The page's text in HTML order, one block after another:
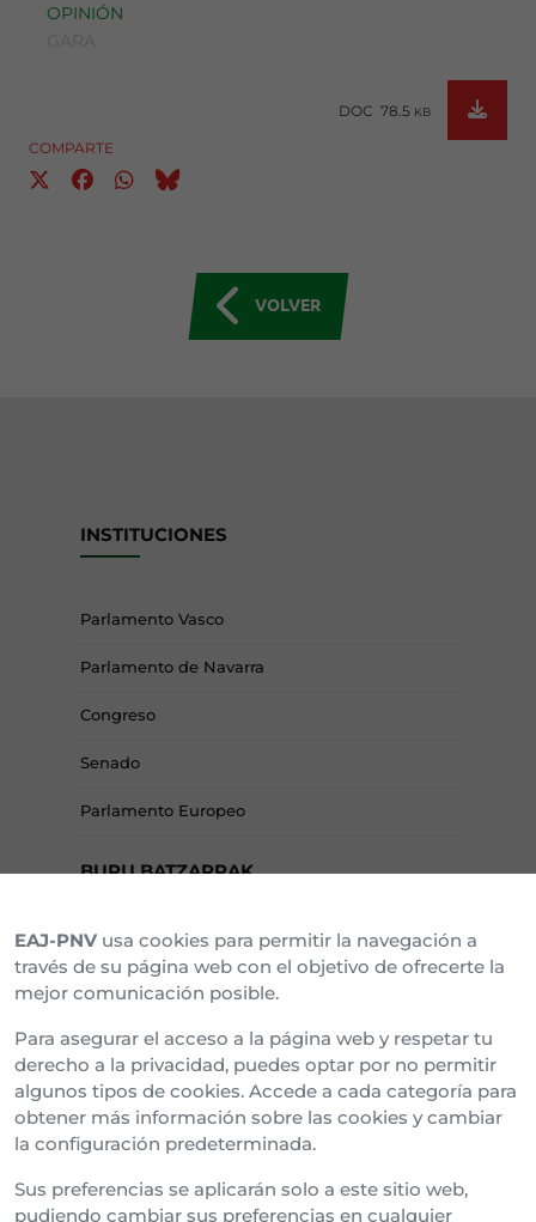
OPINIÓN
DOC 78.5 KB
COMPARTE
VOLVER
INSTITUCIONES
Parlamento Vasco
Parlamento de Navarra
Congreso
Senado
Parlamento Europeo
BURU BATZARRAK
Araba Buru Batzar
Bizkai Buru Batzar
Gipuzko Buru Batzar
Ipar Buru Batzar
Napar Buru Batzar
EAJ-PNV usa cookies para permitir la navegación a
través de su página web con el objetivo de ofrecerte la
mejor comunicación posible.
Para asegurar el acceso a la página web y respetar tu
derecho a la privacidad, puedes optar por no permitir
algunos tipos de cookies. Accede a cada categoría para
obtener más información sobre las cookies y cambiar
la configuración predeterminada.
Sus preferencias se aplicarán solo a este sitio web,
pudiendo cambiar sus preferencias en cualquier